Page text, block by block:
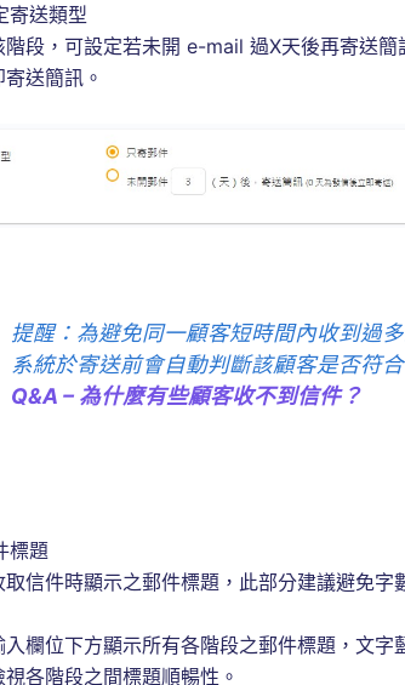
寄送類型
階段，可設定若未開 e-mail 過X天後再寄送
送簡訊。
提醒：為避免同一顧客短時間內收到過
系統於寄送前會自動判斷該顧客是否符
Q&A – 為什麼有些顧客收不到信件？
標題
取信件時顯示之郵件標題，此部分建議避免字
入欄位下方顯示所有各階段之郵件標題，文字
視各階段之間標題順暢性。